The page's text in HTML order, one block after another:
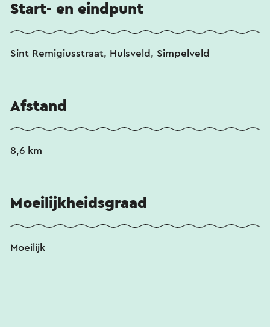
Start- en eindpunt
Sint Remigiusstraat, Hulsveld, Simpelveld
Afstand
8,6 km
Moeilijkheidsgraad
Moeilijk